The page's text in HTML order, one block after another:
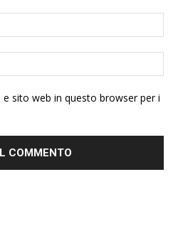
sito web in questo browser per i